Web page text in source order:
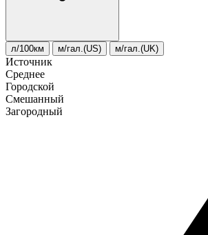
л/100км м/гал.(US) м/гал.(UK)
Источник
Среднее
Городской
Смешанный
Загородный